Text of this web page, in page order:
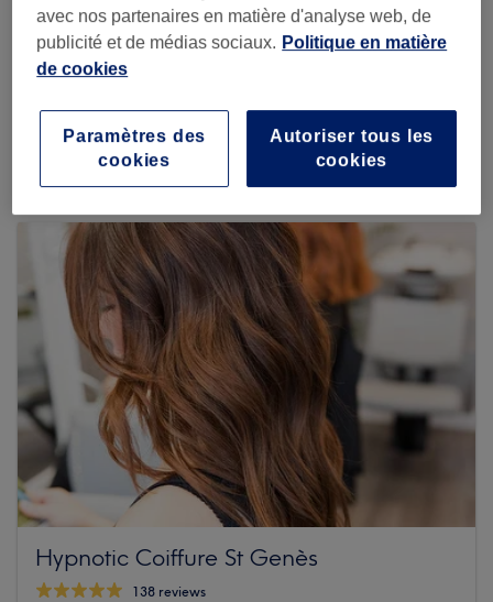
Recherchez sur Treatwell
Voir plus d'établissements
Hypnotic Coiffure St Genès
138 reviews
avec nos partenaires en matière d'analyse web, de
publicité et de médias sociaux. Politique en matière
de cookies
Autoriser tous les
cookies
Paramètres des
cookies